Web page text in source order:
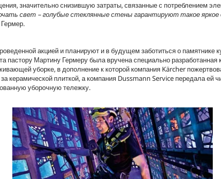
значительно снизившую затраты, связанные с потреблением
свет – голубые стеклянные стены гарантируют такое
акцией и планируют и в будущем заботиться о памятнике
Мартину Гермеру была вручена специально разработанная
уборке, в дополнение к которой компания Kärcher
плиткой, а компания Dussmann Service передала ей
уборочную тележку.